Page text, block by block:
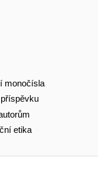
monočísla
etika